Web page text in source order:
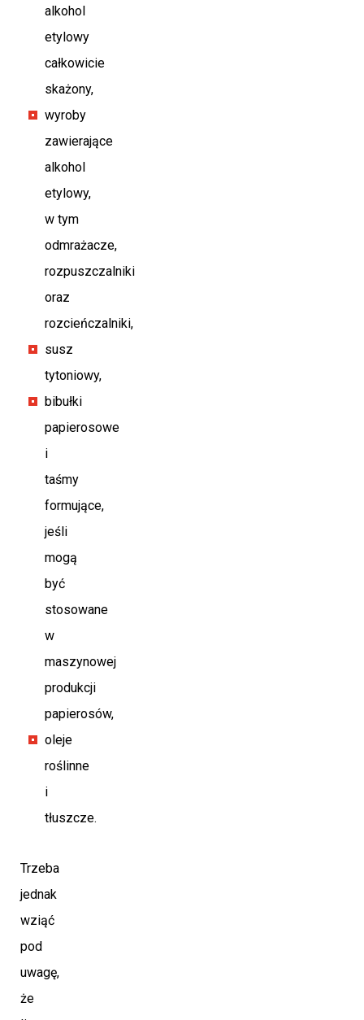
alkohol
etylowy
całkowicie
skażony,
wyroby
zawierające
alkohol
etylowy,
w tym
odmrażacze,
rozpuszczalniki
oraz
rozcieńczalniki,
susz
tytoniowy,
bibułki
papierosowe
i
taśmy
formujące,
jeśli
mogą
być
stosowane
w
maszynowej
produkcji
papierosów,
oleje
roślinne
i
tłuszcze.
Trzeba
jednak
wziąć
pod
uwagę,
że